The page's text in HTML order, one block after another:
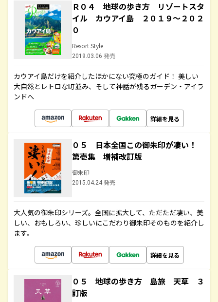
Ｒ０４ 地球の歩き方 リゾートスタ
イル カウアイ島 ２０１９～２０２
０
Resort Style
2019.03.06 発売
カウアイ島だけを紹介したほかにない究極のガイド！ 美しい
大自然とレトロな町並み、そして神話が残るガーデン・アイラ
ンドへ
詳細を見る
０５ 日本全国この御朱印が凄い！
第壱集 増補改訂版
御朱印
2015.04.24 発売
大人気の御朱印シリーズ。全国に拡大して、ただただ凄い、美
しい、おもしろい、珍しいにこだわり御朱印そのものを紹介し
ます。
詳細を見る
０５ 地球の歩き方 島旅 天草 ３
訂版